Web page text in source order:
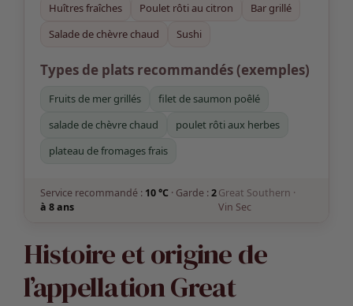
Huîtres fraîches Poulet rôti au citron
Bar grillé
Salade de chèvre chaud
Sushi
Types de plats recommandés (exemples)
Fruits de mer grillés
filet de saumon poêlé
salade de chèvre chaud
poulet rôti aux herbes
plateau de fromages frais
Service recommandé : 10 °C · Garde : 2
à 8 ans
Great Southern ·
Vin Sec
Histoire et origine de
l’appellation Great